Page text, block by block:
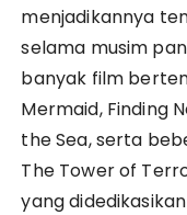
menjadikannya
selama musim
banyak film
Mermaid, Finding
the Sea, serta
The Tower of
yang